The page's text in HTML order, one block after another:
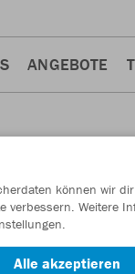
ANGEBOTE
können wir
verbessern. Weitere
Alle akzeptieren